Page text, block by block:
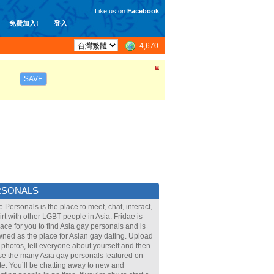
免費加入! 登入
Like us on Facebook
4,670
SAVE
Personals is the place to meet, chat, interact,
with other LGBT people in Asia. Fridae is
for you to find Asia gay personals and is
as the place for Asian gay dating. Upload
tell everyone about yourself and then
the many Asia gay personals featured on
You’ll be chatting away to new and